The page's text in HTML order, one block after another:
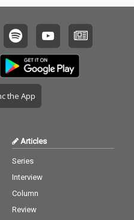
the App
Articles
Series
Interview
Column
Review